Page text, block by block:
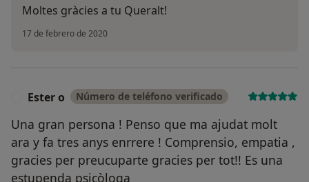
Moltes gràcies a tu Queralt!
17 de febrero de 2020
Ester o Número de teléfono verificado
Una gran persona ! Penso que ma ajudat molt
ara y fa tres anys enrrere ! Comprensio, empatia ,
gracies per preucuparte gracies per tot!! Es una
estupenda psicòloga